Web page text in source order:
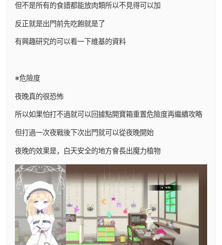
但不是所有的食譜都能放肉類所以不見得可以加
反正就是出門前先吃飽就是了
有興趣研究的可以看一下維基的資料
※危險度
夜晚真的很恐怖
所以如果怕打不過就可以回據點開寶箱重置危險度再繼續攻略
但打過一次夜戰後下次出門就可以從夜晚開始
夜晚的效果是，白天安全的地方會長出魔力植物